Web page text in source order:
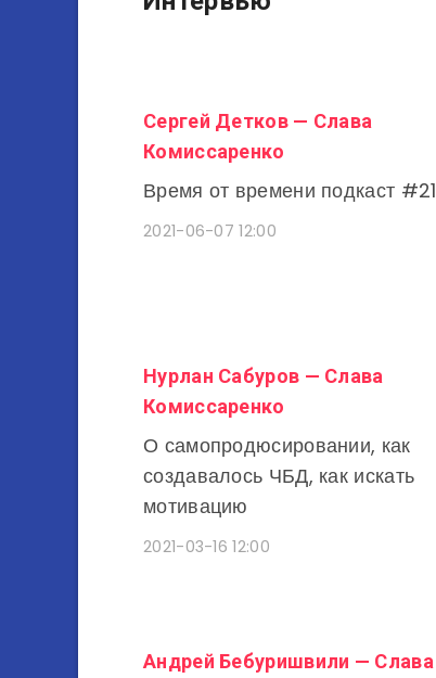
Андрей Бебуришвили — Слава
Нурлан Сабуров — Слава
Комиссаренко
О самопродюсировании, как
создавалось ЧБД, как искать
мотивацию
2021-03-16 12:00
Сергей Детков — Слава
Комиссаренко
Время от времени подкаст #21
2021-06-07 12:00